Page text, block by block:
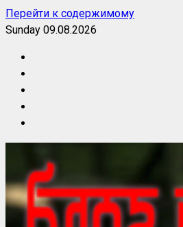
Перейти к содержимому
Sunday 09.08.2026